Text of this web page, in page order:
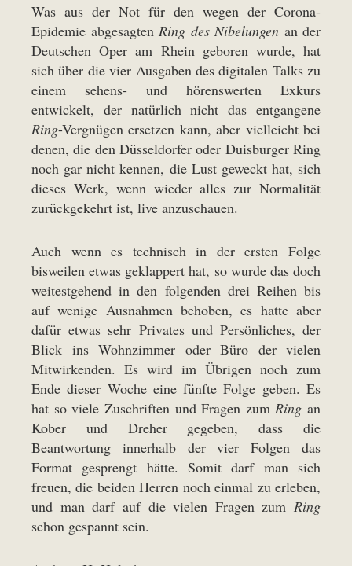
Was aus der Not für den wegen der Corona-
Epidemie abgesagten Ring des Nibelungen an der
Deutschen Oper am Rhein geboren wurde, hat
sich über die vier Ausgaben des digitalen Talks zu
einem sehens- und hörenswerten Exkurs
entwickelt, der natürlich nicht das entgangene
Ring-Vergnügen ersetzen kann, aber vielleicht bei
denen, die den Düsseldorfer oder Duisburger Ring
noch gar nicht kennen, die Lust geweckt hat, sich
dieses Werk, wenn wieder alles zur Normalität
zurückgekehrt ist, live anzuschauen.
Auch wenn es technisch in der ersten Folge
bisweilen etwas geklappert hat, so wurde das doch
weitestgehend in den folgenden drei Reihen bis
auf wenige Ausnahmen behoben, es hatte aber
dafür etwas sehr Privates und Persönliches, der
Blick ins Wohnzimmer oder Büro der vielen
Mitwirkenden. Es wird im Übrigen noch zum
Ende dieser Woche eine fünfte Folge geben. Es
hat so viele Zuschriften und Fragen zumRing an
Kober und Dreher gegeben, dass die
Beantwortung innerhalb der vier Folgen das
Format gesprengt hätte. Somit darf man sich
freuen, die beiden Herren noch einmal zu erleben,
und man darf auf die vielen Fragen zum Ring
schon gespannt sein.